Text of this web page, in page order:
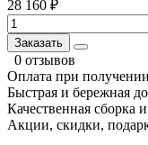
28 160 ₽
Заказать
0 отзывов
Оплата при получении
Быстрая и бережная
Качественная сборка
Акции, скидки,